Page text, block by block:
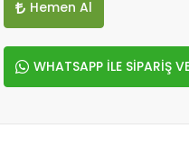
Hemen Al
WHATSAPP İLE SİPARİŞ